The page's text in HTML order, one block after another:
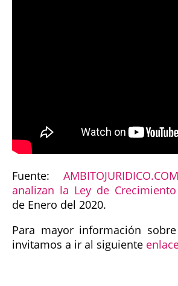
Fuente: AMBITOJURIDICO.COM
analizan la Ley de
de Enero del 2020.
Para mayor información
invitamos a ir al siguiente